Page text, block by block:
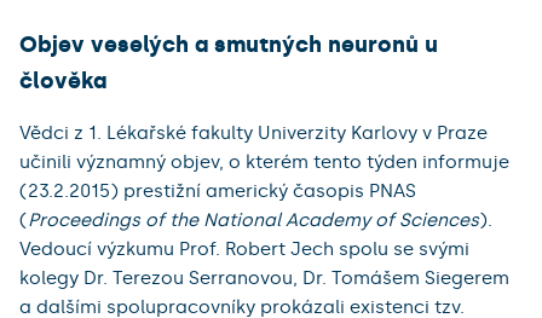
Objev veselých a smutných neuronů u
člověka
Vědci z 1. Lékařské fakulty Univerzity Karlovy v Praze
učinili významný objev, o kterém tento týden informuje
(23.2.2015) prestižní americký časopis PNAS
(Proceedings of the National Academy of Sciences).
Vedoucí výzkumu Prof. Robert Jech spolu se svými
kolegy Dr. Terezou Serranovou, Dr. Tomášem Siegerem
a dalšími spolupracovníky prokázali existenci tzv.